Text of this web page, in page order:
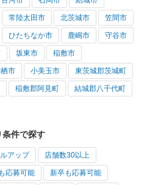
常陸太田市 北茨城市 笠間市
ひたちなか市 鹿嶋市 守谷市
坂東市 稲敷市
市 小美玉市 東茨城郡茨城町
稲敷郡阿見町 結城郡八千代町
条件で探す
アップ 店舗数30以上
応募可能 新卒も応募可能